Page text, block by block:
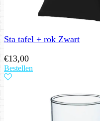
Sta tafel + rok Zwart
€13,00
Bestellen